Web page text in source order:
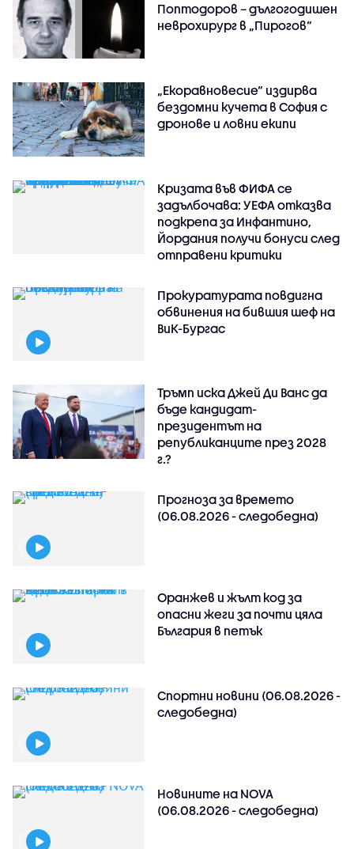
Поптодоров – дългогодишен
неврохирург в „Пирогов“
„Екоравновесие“ издирва
бездомни кучета в София с
дронове и ловни екипи
Кризата във ФИФА се
задълбочава: УЕФА отказва
подкрепа за Инфантино,
Йордания получи бонуси след
отправени критики
Прокуратурата повдигна
обвинения на бившия шеф на
ВиК-Бургас
Тръмп иска Джей Ди Ванс да
бъде кандидат-
президентът на
републиканците през 2028
г.?
Прогноза за времето
(06.08.2026 - следобедна)
Оранжев и жълт код за
опасни жеги за почти цяла
България в петък
Спортни новини (06.08.2026 -
следобедна)
Новините на NOVA
(06.08.2026 - следобедна)